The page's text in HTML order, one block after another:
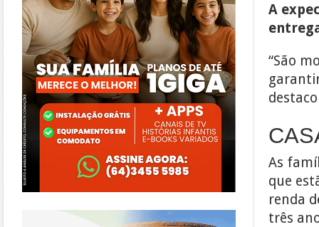
A
“São
As
que
renda
três
https://morrinhos.go.leg.br/